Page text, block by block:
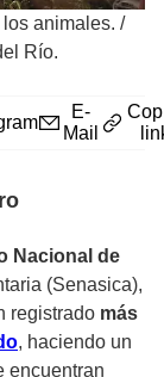
animales. /
Río.
E-
Mail
Nacional de
(Senasica),
registrado más
, haciendo un
encuentran